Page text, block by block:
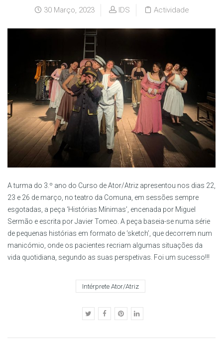
30 Março, 2023 IDS Actividade
A turma do 3.º ano do Curso de Ator/Atriz apresentou nos dias 22,
23 e 26 de março, no teatro da Comuna, em sessões sempre
esgotadas, a peça ‘Histórias Mínimas’, encenada por Miguel
Sermão e escrita por Javier Tomeo. A peça baseia-se numa série
de pequenas histórias em formato de ‘sketch’, que decorrem num
manicómio, onde os pacientes recriam algumas situações da
vida quotidiana, segundo as suas perspetivas. Foi um sucesso!!!
Intérprete Ator/Atriz